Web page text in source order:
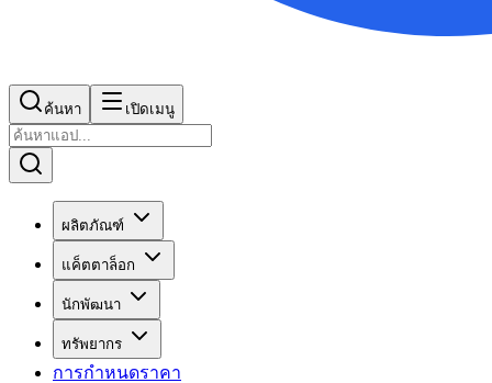
ค้นหา เปิดเมนู
ผลิตภัณฑ์
แค็ตตาล็อก
นักพัฒนา
ทรัพยากร
การกำหนดราคา